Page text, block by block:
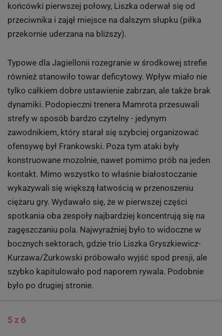
końcówki pierwszej połowy, Liszka oderwał się od
przeciwnika i zajął miejsce na dalszym słupku (piłka
przekornie uderzana na bliższy).
Typowe dla Jagiellonii rozegranie w środkowej strefie
również stanowiło towar deficytowy. Wpływ miało nie
tylko całkiem dobre ustawienie zabrzan, ale także brak
dynamiki. Podopieczni trenera Mamrota przesuwali
strefy w sposób bardzo czytelny - jedynym
zawodnikiem, który starał się szybciej organizować
ofensywę był Frankowski. Poza tym ataki były
konstruowane mozolnie, nawet pomimo prób na jeden
kontakt. Mimo wszystko to właśnie białostoczanie
wykazywali się większą łatwością w przenoszeniu
ciężaru gry. Wydawało się, że w pierwszej części
spotkania oba zespoły najbardziej koncentrują się na
zagęszczaniu pola. Najwyraźniej było to widoczne w
bocznych sektorach, gdzie trio Liszka Gryszkiewicz-
Kurzawa/Żurkowski próbowało wyjść spod presji, ale
szybko kapitulowało pod naporem rywala. Podobnie
było po drugiej stronie.
5 z 6